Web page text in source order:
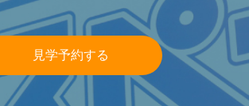
見学予約する